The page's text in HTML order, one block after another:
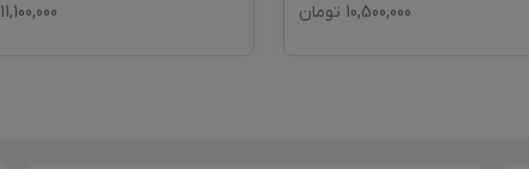
10,500,000 تومان 11,100,000